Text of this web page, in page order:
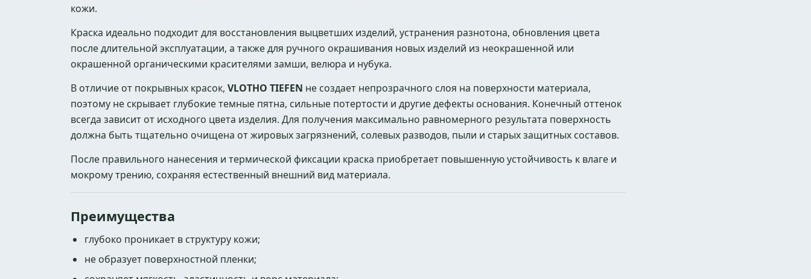
кожи.
Краска идеально подходит для восстановления выцветших изделий, устранения разнотона, обновления цвета
после длительной эксплуатации, а также для ручного окрашивания новых изделий из неокрашенной или
окрашенной органическими красителями замши, велюра и нубука.
В отличие от покрывных красок, VLOTHO TIEFEN не создает непрозрачного слоя на поверхности материала,
поэтому не скрывает глубокие темные пятна, сильные потертости и другие дефекты основания. Конечный оттенок
всегда зависит от исходного цвета изделия. Для получения максимально равномерного результата поверхность
должна быть тщательно очищена от жировых загрязнений, солевых разводов, пыли и старых защитных составов.
После правильного нанесения и термической фиксации краска приобретает повышенную устойчивость к влаге и
мокрому трению, сохраняя естественный внешний вид материала.
Преимущества
глубоко проникает в структуру кожи;
не образует поверхностной пленки;